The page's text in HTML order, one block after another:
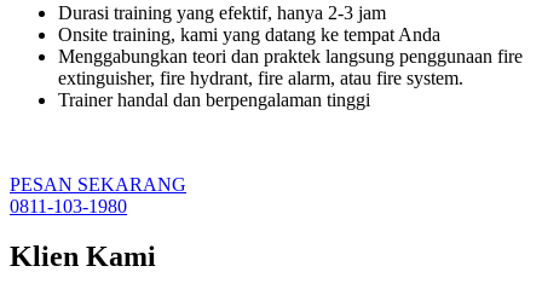
Durasi training yang efektif, hanya 2-3 jam
Onsite training, kami yang datang ke tempat Anda
Menggabungkan teori dan praktek langsung penggunaan fire
extinguisher, fire hydrant, fire alarm, atau fire system.
Trainer handal dan berpengalaman tinggi
PESAN SEKARANG
0811-103-1980
Klien Kami